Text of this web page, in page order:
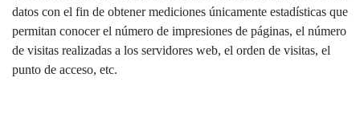
datos con el fin de obtener mediciones únicamente estadísticas que
permitan conocer el número de impresiones de páginas, el número
de visitas realizadas a los servidores web, el orden de visitas, el
punto de acceso, etc.